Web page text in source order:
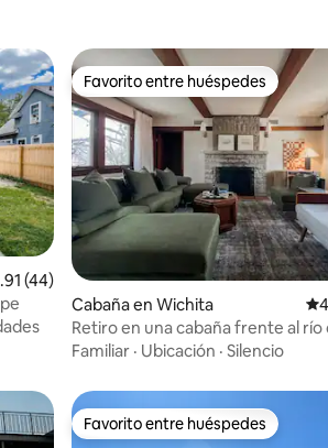
promedio: 4.91 de 5, 44 reseñas
(44)
Favorito entre huéspedes
Favorito entre huéspedes
Cabaña en Wichita
Retiro en una cabaña frente al río
mediados de siglo
Familiar · Ubicación · Silencio
Favorito entre huéspedes
Favorito entre huéspedes